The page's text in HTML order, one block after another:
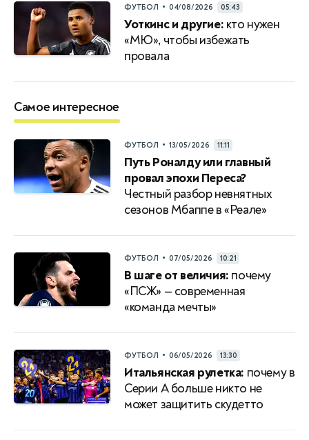
ФУТБОЛ • 04/08/2026 05:43
Уоткинс и другие: кто нужен
«МЮ», чтобы избежать
провала
Самое интересное
ФУТБОЛ • 13/05/2026 11:11
Путь Роналду или главный
провал эпохи Переса?
Честный разбор невнятных
сезонов Мбаппе в «Реале»
ФУТБОЛ • 07/05/2026 10:21
В шаге от величия: почему
«ПСЖ» — современная
«команда мечты»
ФУТБОЛ • 06/05/2026 13:30
Итальянская рулетка: почему в
Серии A больше никто не
может защитить скудетто